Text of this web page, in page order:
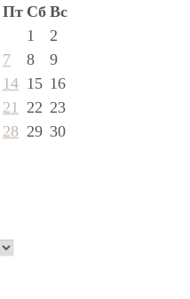
Пт Сб Вс
1
2
7 8
9
14 15 16
21 22 23
28 29 30